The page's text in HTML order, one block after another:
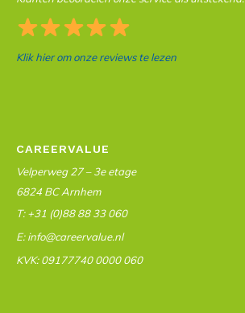
Klik hier om onze reviews te lezen
CAREERVALUE
Velperweg 27 – 3e etage
6824 BC Arnhem
T: +31 (0)88 88 33 060
E: info@careervalue.nl
KVK: 09177740 0000 060